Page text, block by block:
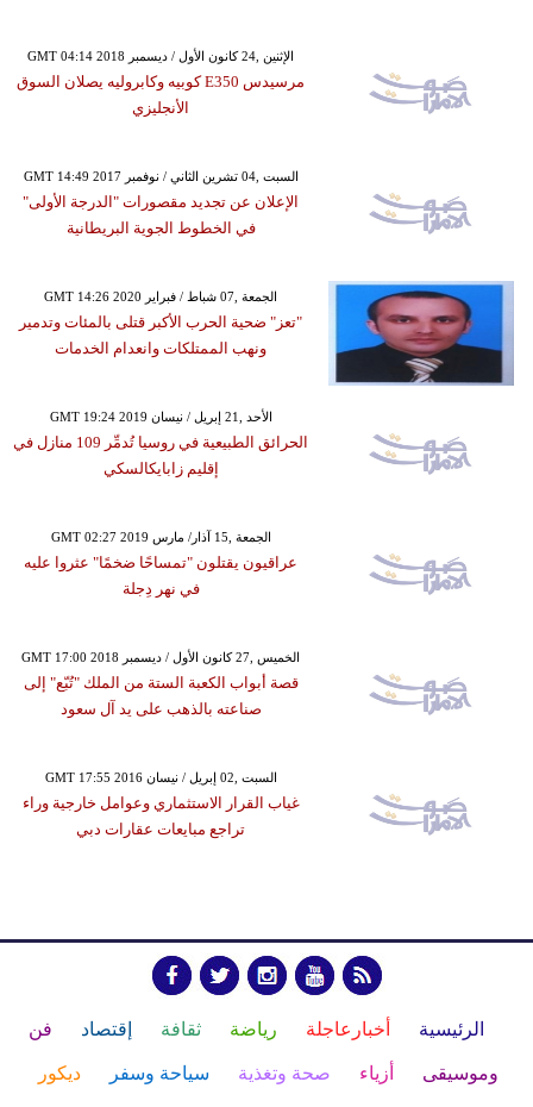
GMT 04:14 2018 الإثنين ,24 كانون الأول / ديسمبر
مرسيدس E350 كوبيه وكابروليه يصلان السوق
الأنجليزي
GMT 14:49 2017 السبت ,04 تشرين الثاني / نوفمبر
الإعلان عن تجديد مقصورات "الدرجة الأولى"
في الخطوط الجوية البريطانية
GMT 14:26 2020 الجمعة ,07 شباط / فبراير
"تعز" ضحية الحرب الأكبر قتلى بالمئات وتدمير
ونهب الممتلكات وانعدام الخدمات
GMT 19:24 2019 الأحد ,21 إبريل / نيسان
الحرائق الطبيعية في روسيا تُدمِّر 109 منازل في
إقليم زابايكالسكي
GMT 02:27 2019 الجمعة ,15 آذار/ مارس
عراقيون يقتلون "تمساحًا ضخمًا" عثروا عليه
في نهر دِجلة
GMT 17:00 2018 الخميس ,27 كانون الأول / ديسمبر
قصة أبواب الكعبة الستة من الملك "تُبّع" إلى
صناعته بالذهب على يد آل سعود
GMT 17:55 2016 السبت ,02 إبريل / نيسان
غياب القرار الاستثماري وعوامل خارجية وراء
تراجع مبايعات عقارات دبي
الرئيسية أخبارعاجلة رياضة ثقافة إقتصاد فن
وموسيقى أزياء صحة وتغذية سياحة وسفر ديكور